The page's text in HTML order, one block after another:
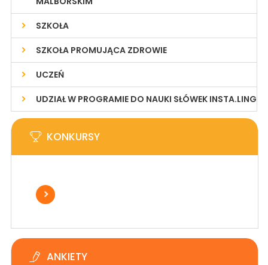
SZKOŁA
SZKOŁA PROMUJĄCA ZDROWIE
UCZEŃ
UDZIAŁ W PROGRAMIE DO NAUKI SŁÓWEK INSTA.LING
KONKURSY
ANKIETY